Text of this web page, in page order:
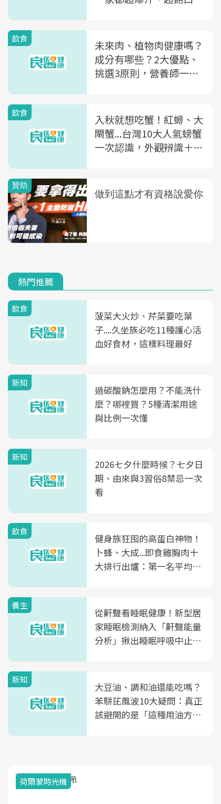
飲食
未來肉、植物肉健康嗎？
成分有哪些？2大優點、
挑選3原則，營養師一次
飲食
入秋就想吃蟹！紅蟳、大
閘蟹...台灣10大人氣螃蟹
一次認識，外觀辨識＋料
熱門推薦
飲食
菠菜大火炒、芹菜要吃葉
子....久坐族必吃11種護心活
血好食材，這樣料理最好
新知
過碳酸鈉怎麼用？不能洗什
麼？哪裡買？5種清潔用途
與比例一次懂
新知
2026七夕什麼時候？七夕日
期、由來與3習俗8禁忌一次
看
飲食
健身族狂囤的高蛋白神物！
卜蜂、大成...即食雞胸肉十
大排行出爐：第一名平均一
養生
從鼾聲看睡眠健康！新型居
家睡眠檢測納入「鼾聲能量
分析」揪出睡眠呼吸中止症
新知
大豆油、調和油還能吃嗎？
苯駢芘風波10大疑問：真正
該避開的是「這種用油方
荷爾蒙時光機